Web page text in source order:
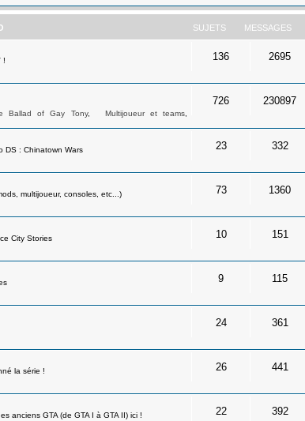
SUJETS MESSAGES
!
136 2695
Ballad of Gay Tony, Multijoueur et teams
726 230897
DS : Chinatown Wars 23 332
multijoueur, consoles, etc...) 73 1360
City Stories 10 151
9 115
24 361
la série ! 26 441
anciens GTA (de GTA I à GTA II) ici ! 22 392